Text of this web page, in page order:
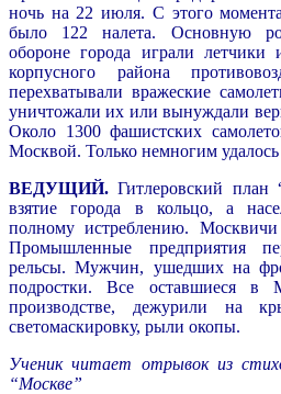
ночь на 22 июля. С этого
было 122 налета. Основную
обороне города играли летчики
корпусного района
перехватывали вражеские
уничтожали их или вынуждали
Около 1300 фашистских
Москвой. Только немногим удалось
ВЕДУЩИЙ.Гитлеровский план
взятие города в кольцо, а
полному истреблению.
Промышленные предприятия
рельсы. Мужчин, ушедших на
подростки. Все оставшиеся в
производстве, дежурили на
светомаскировку, рыли окопы.
Ученик читает отрывок из
“Москве”